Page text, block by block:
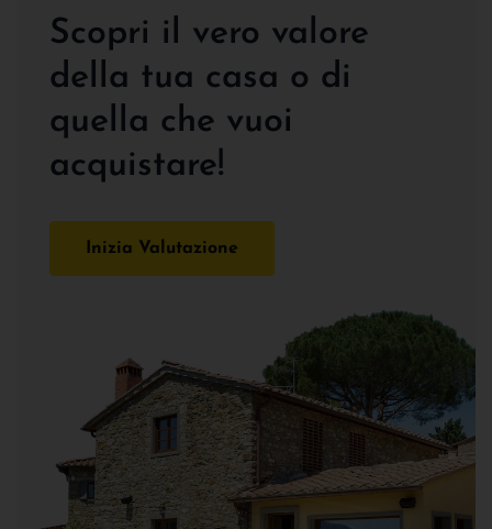
Scopri il vero valore
della tua casa o di
quella che vuoi
acquistare!
Inizia Valutazione